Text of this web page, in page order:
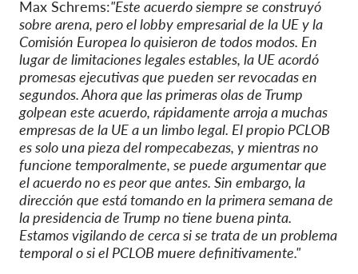
Max Schrems:"Este acuerdo siempre se construyó
sobre arena, pero el lobby empresarial de la UE y la
Comisión Europea lo quisieron de todos modos. En
lugar de limitaciones legales estables, la UE acordó
promesas ejecutivas que pueden ser revocadas en
segundos. Ahora que las primeras olas de Trump
golpean este acuerdo, rápidamente arroja a muchas
empresas de la UE a un limbo legal. El propio PCLOB
es solo una pieza del rompecabezas, y mientras no
funcione temporalmente, se puede argumentar que
el acuerdo no es peor que antes. Sin embargo, la
dirección que está tomando en la primera semana de
la presidencia de Trump no tiene buena pinta.
Estamos vigilando de cerca si se trata de un problema
temporal o si el PCLOB muere definitivamente."